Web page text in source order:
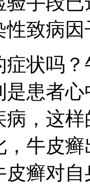
性致病因
症状吗
是患者
，这
，牛皮
皮癣对